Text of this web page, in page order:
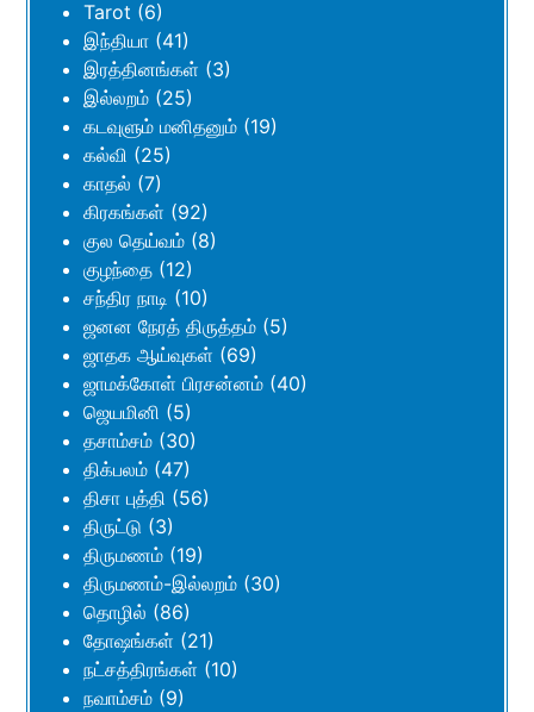
Tarot (6)
இந்தியா (41)
இரத்தினங்கள் (3)
இல்லறம் (25)
கடவுளும் மனிதனும் (19)
கல்வி (25)
காதல் (7)
கிரகங்கள் (92)
குல தெய்வம் (8)
குழந்தை (12)
சந்திர நாடி (10)
ஜனன நேரத் திருத்தம் (5)
ஜாதக ஆய்வுகள் (69)
ஜாமக்கோள் பிரசன்னம் (40)
ஜெயமினி (5)
தசாம்சம் (30)
திக்பலம் (47)
திசா புத்தி (56)
திருட்டு (3)
திருமணம் (19)
திருமணம்-இல்லறம் (30)
தொழில் (86)
தோஷங்கள் (21)
நட்சத்திரங்கள் (10)
நவாம்சம் (9)